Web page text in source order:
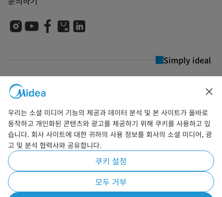
Simply ideal
저작권 © 2026 마이디어(Midea). 모든 권리를 보유합니다. 마이디어코리아 유한회
사 사업자등록번호 509-81-07080
이용약관 개인정보 보호정책Cookie Preferences
한국어
우리는 소셜 미디어 기능의 제공과 데이터 분석 및 본 사이트가 올바로
동작하고 개인화된 콘텐츠와 광고를 제공하기 위해 쿠키를 사용하고 있
습니다. 회사 사이트에 대한 귀하의 사용 정보를 회사의 소셜 미디어, 광
고 및 분석 협력사와 공유합니다.
쿠키 설정
모두 거부